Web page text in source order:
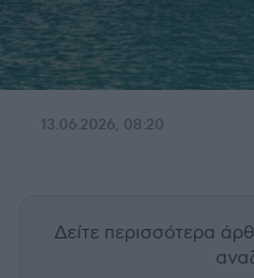
13.06.2026, 08:20
Δείτε περισσότερα